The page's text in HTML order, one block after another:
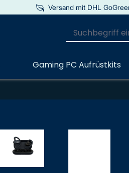
Versand mit DHL
Gaming PC Aufrüstkits